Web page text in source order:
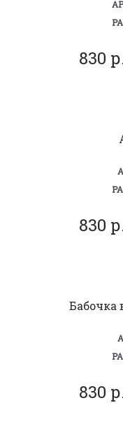
830
830
Бабочка
830